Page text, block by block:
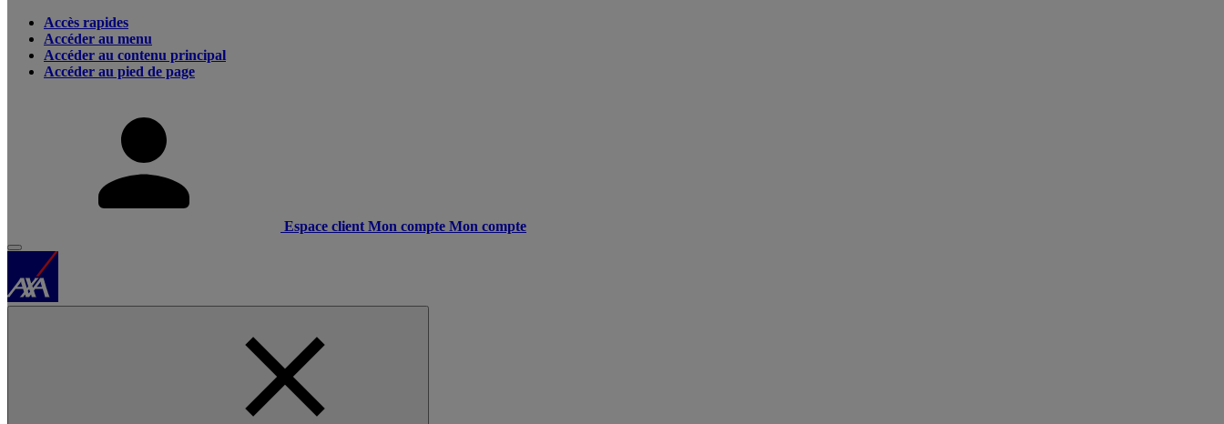
Accès rapides
Accéder au menu
Accéder au contenu principal
Accéder au pied de page
Espace client Mon compte Mon compte